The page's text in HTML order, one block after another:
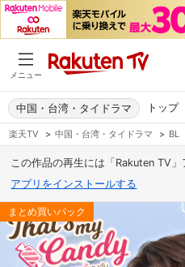
メニュー
トップ
中国・台湾・タイドラマ
楽天TV > 中国・台湾・タイドラマ > BL
この作品の再生には「Rakuten TV」
アプリをインストールする